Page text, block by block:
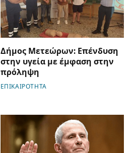
Δήμος Μετεώρων: Επένδυση
στην υγεία με έμφαση στην
πρόληψη
ΕΠΙΚΑΙΡΟΤΗΤΑ